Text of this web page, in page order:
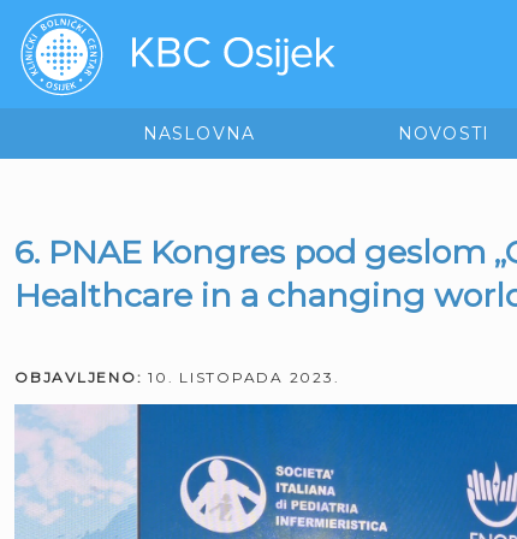
NASLOVNA NOVOSTI
6. PNAE Kongres pod geslom
Healthcare in a changing
OBJAVLJENO: 10. LISTOPADA 2023.